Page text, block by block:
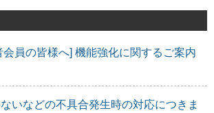
会員の皆様へ] 機能強化に関するご案内
いなどの不具合発生時の対応につきま